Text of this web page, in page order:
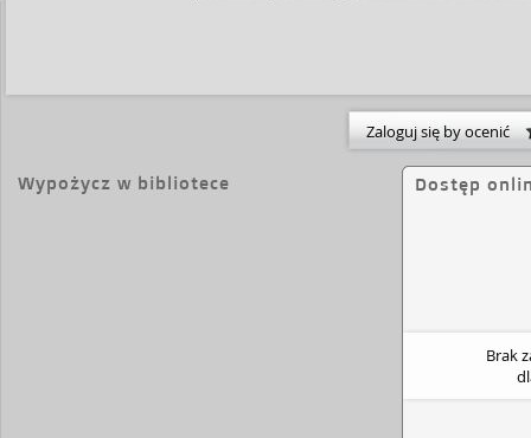
takiej scenerii może się wydarzyć w zasadzie
trylogii pomorskiej Krzysztof Zajas znowu
działania bohaterów i skomplikowane relacje
do szalonego finału, w którym każdy na swój
rachunków. Te jednak mają to do siebie, że nigdy
Zaloguj się by ocenić
Wypożycz w bibliotece Dostęp
Brak